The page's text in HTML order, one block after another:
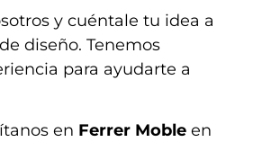
y cuéntale tu idea a
diseño. Tenemos
para ayudarte a
en Ferrer Moble en